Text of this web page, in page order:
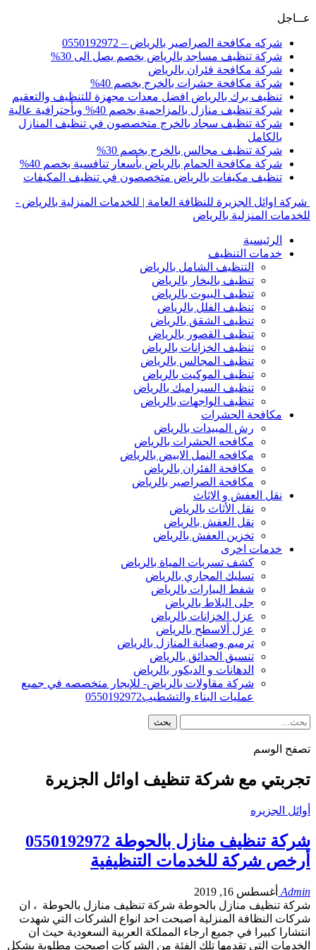
عــاجل
شركه مكافحة الصراصير بالرياض – 0550192972
شركة تنظيف مساجد بالرياض بخصم يصل الى 30%
شركة مكافحة فئران بالرياض
شركة مكافحة حشرات بالخرج بخصم 40%
تنظيف برك بالرياض افضل معدات مجهزة للتنظيف والتعقيم
شركة تنظيف منازل بالمزاحمية بخصم 40% وبأحترافية عالية
شركة تنظيف سجاد بالخرج متخصصون في تنظيف المنازل
بالكامل
شركة تنظيف مجالس بالخرج بخصم 30%
شركة مكافحة الحمام بالرياض بأسعار تنافسية بخصم 40%
تنظيف مكيفات بالرياض متخصصون في تنظيف المكيفات
شركة اوائل الجزيرة للنظافة العامة | للخدمات المنزلية بالرياض -
للخدمات المنزلية بالرياض
الرئيسية
خدمات التنظيف
التنظيف الشامل بالرياض
تنظيف بالبخار بالرياض
تنظيف البيوت بالرياض
تنظيف الفلل بالرياض
تنظيف الشقق بالرياض
تنظيف القصور بالرياض
تنظيف الخزانات بالرياض
تنظيف المجالس بالرياض
تنظيف الموكيت بالرياض
تنظيف السيراميك بالرياض
تنظيف الواجهات بالرياض
مكافحة الحشرات
رش المبيدات بالرياض
مكافحه الحشرات بالرياض
مكافحه النمل الابيض بالرياض
مكافحة الفئران بالرياض
مكافحة الصراصير بالرياض
نقل العفش و الاثاث
نقل الأثاث بالرياض
نقل العفش بالرياض
تخزين العفش بالرياض
خدمات اخرى
كشف تسربات المياة بالرياض
تسليك المجاري بالرياض
شفط البيارات بالرياض
جلى البلاط بالرياض
عزل الخزانات بالرياض
عزل ألاسطح بالرياض
ترميم وصيانة المنازل بالرياض
تنسيق الحدائق بالرياض
الدهانات و الديكور بالرياض
شركة مقاولات بالرياض- للإيجار متخصصه في جميع
عمليات البناء والتشطيب0550192972
تصفح الوسم
تجربتي مع شركة تنظيف اوائل الجزيرة
أوائل الجزيره
شركة تنظيف منازل بالحوطة 0550192972
أرخص شركة للخدمات التنظيفية
Admin أغسطس 16, 2019
شركة تنظيف منازل بالحوطة شركة تنظيف منازل بالحوطة ، ان
شركات النظافة المنزلية اصبحت احد انواع الشركات التي شهدت
انتشارا كبيرا في جميع ارجاء المملكة العربية السعودية حيث ان
الخدمات التي تقدمها تلك الفئة من الشركات اصبحت مطلوبة بشكل